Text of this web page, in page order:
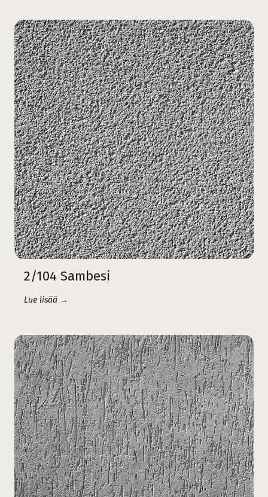
2/104 Sambesi
Lue lisää →